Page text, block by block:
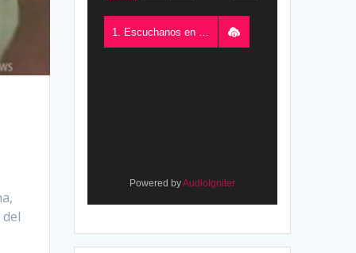
1. Escuchanos en Vivo - FM del Este 100.5, desde Chajarí, Entre Ríos, Argentina
Powered byAudioIgniter